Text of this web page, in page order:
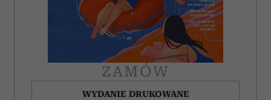
ZAMÓW
WYDANIE DRUKOWANE